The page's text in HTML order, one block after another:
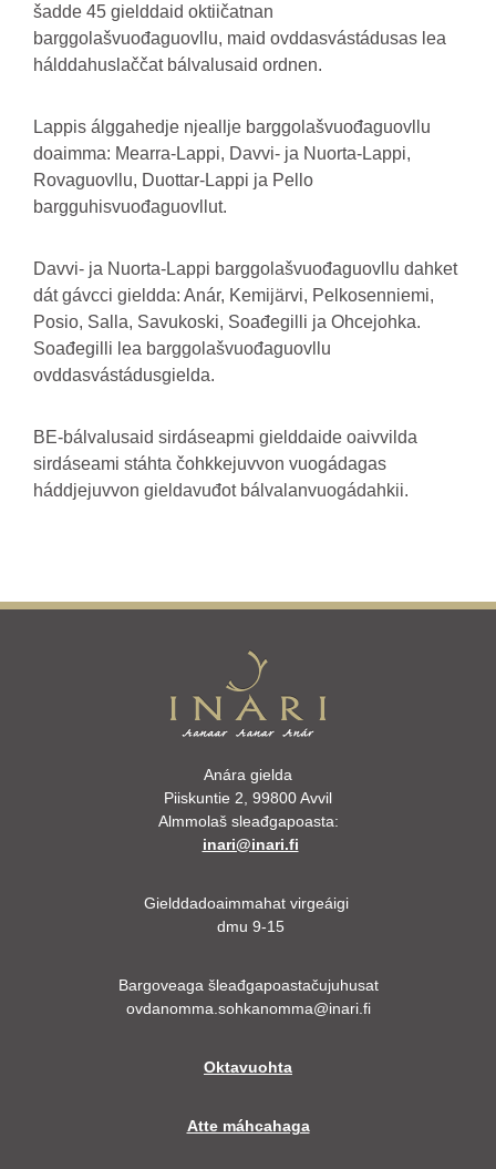
šadde 45 gielddaid oktiičatnan
barggolašvuođaguovllu, maid ovddasvástádusas lea
hálddahuslaččat bálvalusaid ordnen.
Lappis álggahedje njeallje barggolašvuođaguovllu
doaimma: Mearra-Lappi, Davvi- ja Nuorta-Lappi,
Rovaguovllu, Duottar-Lappi ja Pello
bargguhisvuođaguovllut.
Davvi- ja Nuorta-Lappi barggolašvuođaguovllu dahket
dát gávcci gieldda: Anár, Kemijärvi, Pelkosenniemi,
Posio, Salla, Savukoski, Soađegilli ja Ohcejohka.
Soađegilli lea barggolašvuođaguovllu
ovddasvástádusgielda.
BE-bálvalusaid sirdáseapmi gielddaide oaivvilda
sirdáseami stáhta čohkkejuvvon vuogádagas
háddjejuvvon gieldavuđot bálvalanvuogádahkii.
Anára gielda
Piiskuntie 2, 99800 Avvil
Almmolaš sleađgapoasta:
inari@inari.fi
Gielddadoaimmahat virgeáigi
dmu 9-15
Bargoveaga šleađgapoastačujuhusat
ovdanomma.sohkanomma@inari.fi
Oktavuohta
Atte máhcahaga